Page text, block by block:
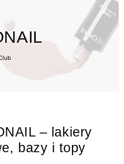
– lakiery
bazy i topy